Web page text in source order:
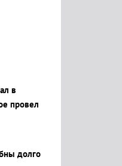
в
провел
долго